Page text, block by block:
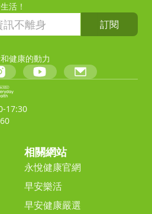
活！
訂閱
健康的動力
17:30
相關網站
永悅健康官網
早安樂活
早安健康嚴選